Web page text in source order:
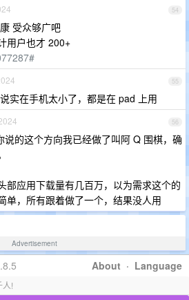
54
受众够广吧
用户也才 200+
55
实在手机太小了，都是在 pad 上用
56
说的这个方向我已经做了叫阿 Q 围棋，确
部应用下载量有几百万，以为需求这个的
单，所有跟着做了一个，结果没人用
Advertisement
About · Language
!